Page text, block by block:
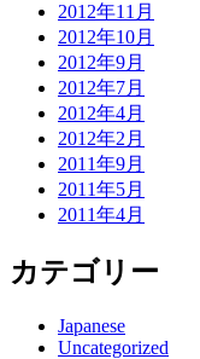
2012年11月
2012年10月
2012年9月
2012年7月
2012年4月
2012年2月
2011年9月
2011年5月
2011年4月
カテゴリー
Japanese
Uncategorized